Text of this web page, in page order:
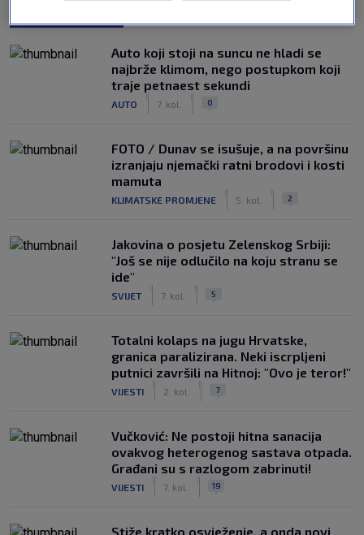
Auto koji stoji na suncu ne hladi se
najbrže klimom, nego postupkom koji
traje petnaest sekundi
AUTO 7. kol. 0
FOTO / Dunav se isušuje, a na površinu
izranjaju njemački ratni brodovi i kosti
mamuta
KLIMATSKE PROMJENE 5. kol. 2
Jakovina o posjetu Zelenskog Srbiji:
"Još se nije odlučilo na koju stranu se
ide"
SVIJET 7. kol. 5
Totalni kolaps na jugu Hrvatske,
granica paralizirana. Neki iscrpljeni
putnici završili na Hitnoj: "Ovo je teror!"
VIJESTI 2. kol. 7
Vučković: Ne postoji hitna sanacija
ovakvog heterogenog sastava otpada.
Građani su s razlogom zabrinuti!
VIJESTI 7. kol. 19
Stiže kratko osvježenje, a onda novi